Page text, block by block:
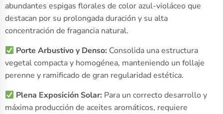
abundantes espigas florales de color azul-violáceo que
destacan por su prolongada duración y su alta
concentración de fragancia natural.
Porte Arbustivo y Denso: Consolida una estructura
vegetal compacta y homogénea, manteniendo un follaje
perenne y ramificado de gran regularidad estética.
Plena Exposición Solar: Para un correcto desarrollo y
máxima producción de aceites aromáticos, requiere